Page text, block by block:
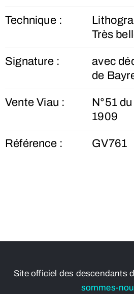
Technique :
Très
Signature :
avec
de
Vente Viau :
N°51
1909
Référence : GV761
Site officiel des descendants
sommes-